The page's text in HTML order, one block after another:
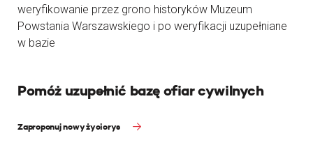
weryfikowanie przez grono historyków Muzeum
Powstania Warszawskiego i po weryfikacji uzupełniane
w bazie
Pomóż uzupełnić bazę ofiar cywilnych
Zaproponuj nowy życiorys